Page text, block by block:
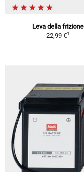
Leva della frizione
22,99 €1